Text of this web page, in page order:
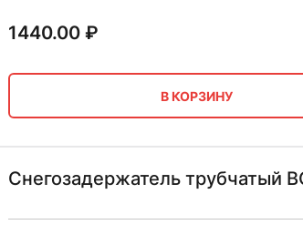
1440.00₽
В КОРЗИНУ
Снегозадержатель трубчатый